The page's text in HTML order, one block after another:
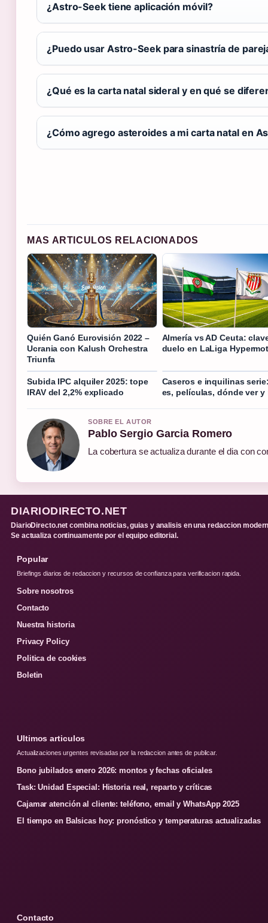
¿Astro-Seek tiene aplicación móvil?
¿Puedo usar Astro-Seek para sinastría de
¿Qué es la carta natal sideral y en qué se
¿Cómo agrego asteroides a mi carta natal en
MAS ARTICULOS RELACIONADOS
Quién Ganó Eurovisión 2022 –
Ucrania con Kalush Orchestra
Triunfa
Almería vs AD Ceuta:
duelo en LaLiga
Subida IPC alquiler 2025: tope
IRAV del 2,2% explicado
Caseros e inquilinas
es, películas, dónde ver y
SOBRE EL AUTOR
Pablo Sergio Garcia Romero
La cobertura se actualiza durante el dia con
DIARIODIRECTO.NET
DiarioDirecto.net combina noticias, guias y analisis en una redaccion
Se actualiza continuamente por el equipo editorial.
Popular
Briefings diarios de redaccion y recursos de confianza para verificacion rapida.
Sobre nosotros
Contacto
Nuestra historia
Privacy Policy
Politica de cookies
Boletin
Ultimos articulos
Actualizaciones urgentes revisadas por la redaccion antes de publicar.
Bono jubilados enero 2026: montos y fechas oficiales
Task: Unidad Especial: Historia real, reparto y críticas
Cajamar atención al cliente: teléfono, email y WhatsApp 2025
El tiempo en Balsicas hoy: pronóstico y temperaturas actualizadas
Contacto